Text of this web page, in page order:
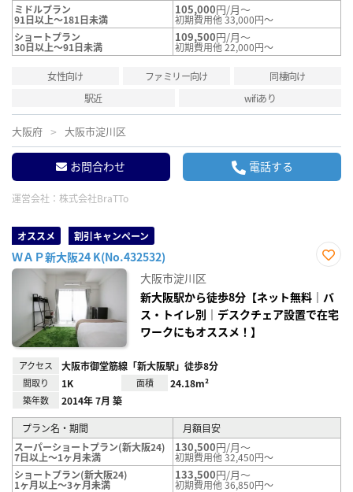
ミドルプラン
91日以上～181日未満
105,000円/月～
初期費用他 33,000円～
ショートプラン
30日以上～91日未満
109,500円/月～
初期費用他 22,000円～
女性向け ファミリー向け
同棲向け
駅近
wifiあり
大阪府 大阪市淀川区
お問合わせ 電話する
運営会社： 株式会社BraTTo
オススメ 割引キャンペーン
ＷＡＰ新大阪24 K(No.432532)
り登
録
大阪市淀川区
新大阪駅から徒歩8分【ネット無料｜バ
ス・トイレ別｜デスクチェア設置で在宅
ワークにもオススメ！】
アクセス 大阪市御堂筋線「新大阪駅」徒歩8分
間取り 1K 面積 24.18m²
築年数 2014年 7月 築
プラン名・期間
月額目安
スーパーショートプラン(新大阪24)
7日以上～1ヶ月未満
130,500円/月～
初期費用他 32,450円～
ショートプラン(新大阪24)
1ヶ月以上～3ヶ月未満
133,500円/月～
初期費用他 36,850円～